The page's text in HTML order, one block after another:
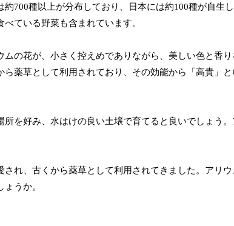
約700種以上が分布しており、日本には約100種が自生
ている野菜も含まれています。
ムの花が、小さく控えめでありながら、美しい色と香り
薬草として利用されており、その効能から「高貴」
を好み、水はけの良い土壌で育てると良いでしょう
され、古くから薬草として利用されてきました。アリ
うか。